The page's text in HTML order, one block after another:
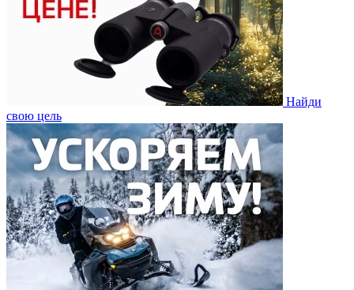
Найди
свою цель